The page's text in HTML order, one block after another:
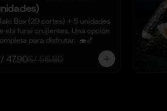
Box (20 cortes) + 5 unidades
ebi furai crujientes. Una opción
para disfrutar.  🍣🍤
47.90S/ 56.80